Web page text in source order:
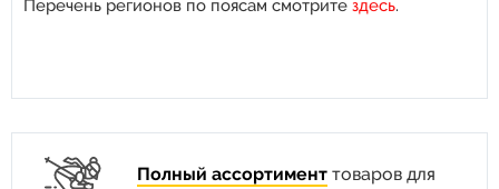
Перечень регионов по поясам смотрите здесь.
Полный ассортимент товаров для